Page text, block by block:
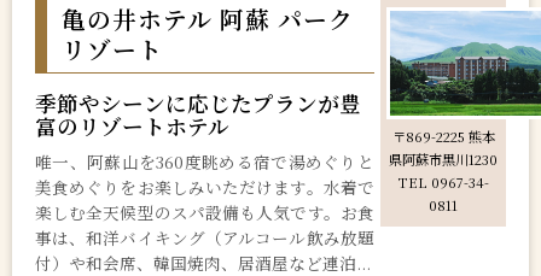
亀の井ホテル 阿蘇 パーク
リゾート
季節やシーンに応じたプランが豊
富のリゾートホテル
唯一、阿蘇山を360度眺める宿で湯めぐりと
美食めぐりをお楽しみいただけます。水着で
楽しむ全天候型のスパ設備も人気です。お食
事は、和洋バイキング（アルコール飲み放題
付）や和会席、韓国焼肉、居酒屋など連泊...
〒869-2225 熊本
県阿蘇市黒川1230
TEL 0967-34-
0811